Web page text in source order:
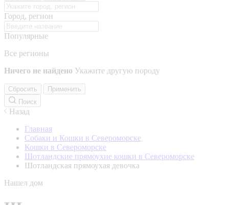
Город, регион
Популярные
Все регионы
Ничего не найдено Укажите другую породу
Сбросить
Применить
Поиск
Назад
Главная
Собаки и Кошки в Североморске
Кошки в Североморске
Шотландские прямоухие кошки в Североморске
Шотландская прямоухая девочка
Нашел дом